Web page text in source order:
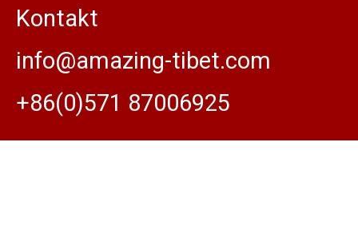
Kontakt
info@amazing-tibet.com
+86(0)571 87006925